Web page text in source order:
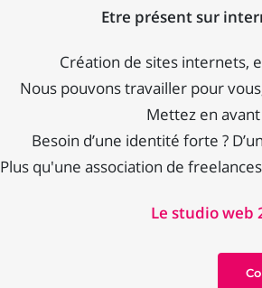
Etre présent sur
Création de sites internets,
Nous pouvons travailler pour
Mettez en
Besoin d’une identité forte ?
Plus qu'une association de
Le studio web